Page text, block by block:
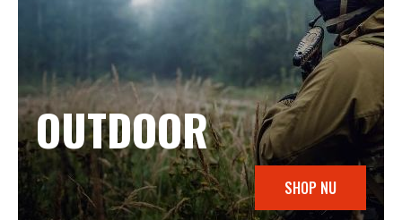
OUTDOOR
SHOP NU